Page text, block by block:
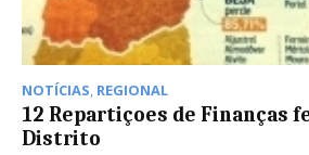
NOTÍCIAS, REGIONAL
12 Repartiçoes de Finanças
Distrito